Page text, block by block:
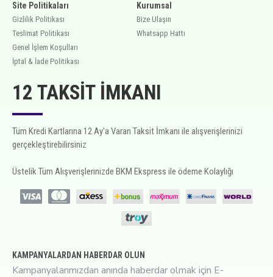
Site Politikaları
Gizlilik Politikası
Teslimat Politikası
Genel İşlem Koşulları
İptal & İade Politikası
Kurumsal
Bize Ulaşın
Whatsapp Hattı
12 TAKSIT İMKANI
Tüm Kredi Kartlarına 12 Ay'a Varan Taksit İmkanı ile alışverişlerinizi
gerçekleştirebilirsiniz
Üstelik Tüm Alışverişlerinizde BKM Ekspress ile ödeme Kolaylığı
KAMPANYALARDAN HABERDAR OLUN
Kampanyalarımızdan anında haberdar olmak için E-